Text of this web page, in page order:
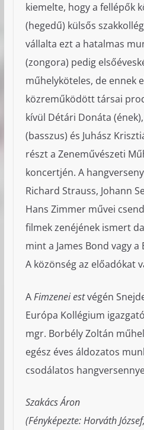
kiemelte, hogy a fellépők
(hegedű) külsős
vállalta ezt a hatalmas
(zongora) pedig
műhelyköteles, de ennek
közreműködött társai
kívül Détári Donáta
(basszus) és Juhász
részt a Zeneművészeti
koncertjén. A
Richard Strauss, Johann
Hans Zimmer művei
filmek zenéjének ismert
mint a James Bond vagy
A közönség az előadókat
AFimzenei estvégén
Európa Kollégium
mgr. Borbély Zoltán
egész éves áldozatos
csodálatos
Szakács Áron
(Fényképezte: Horváth